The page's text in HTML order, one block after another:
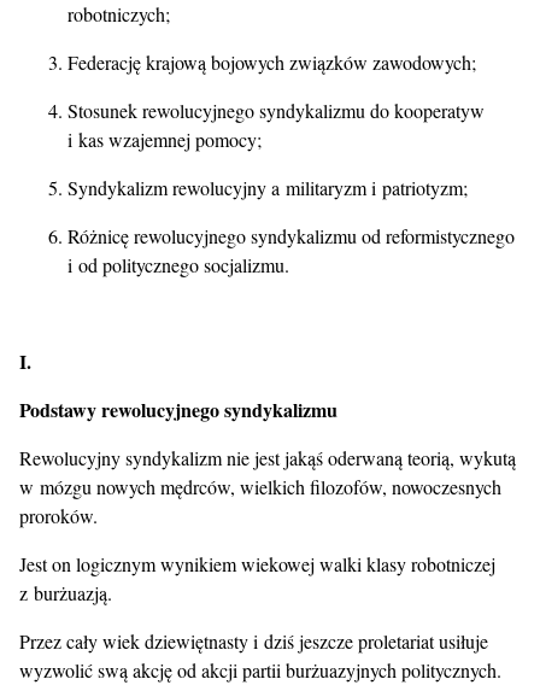
robotniczych;
Federację krajową bojowych związków zawodowych;
Stosunek rewolucyjnego syndykalizmu do kooperatyw
i kas wzajemnej pomocy;
Syndykalizm rewolucyjny a militaryzm i patriotyzm;
Różnicę rewolucyjnego syndykalizmu od reformistycznego
i od politycznego socjalizmu.
I.
Podstawy rewolucyjnego syndykalizmu
Rewolucyjny syndykalizm nie jest jakąś oderwaną teorią, wykutą
w mózgu nowych mędrców, wielkich filozofów, nowoczesnych
proroków.
Jest on logicznym wynikiem wiekowej walki klasy robotniczej
z burżuazją.
Przez cały wiek dziewiętnasty i dziś jeszcze proletariat usiłuje
wyzwolić swą akcję od akcji partii burżuazyjnych politycznych.